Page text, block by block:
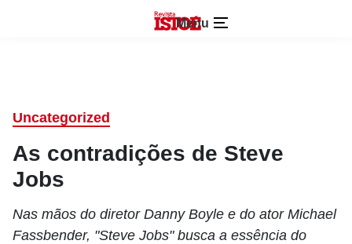
Menu
Uncategorized
As contradições de Steve
Jobs
Nas mãos do diretor Danny Boyle e do ator Michael
Fassbender, "Steve Jobs" busca a essência do